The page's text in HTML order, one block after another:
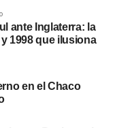
ante Inglaterra: la
1998 que ilusiona
en el Chaco